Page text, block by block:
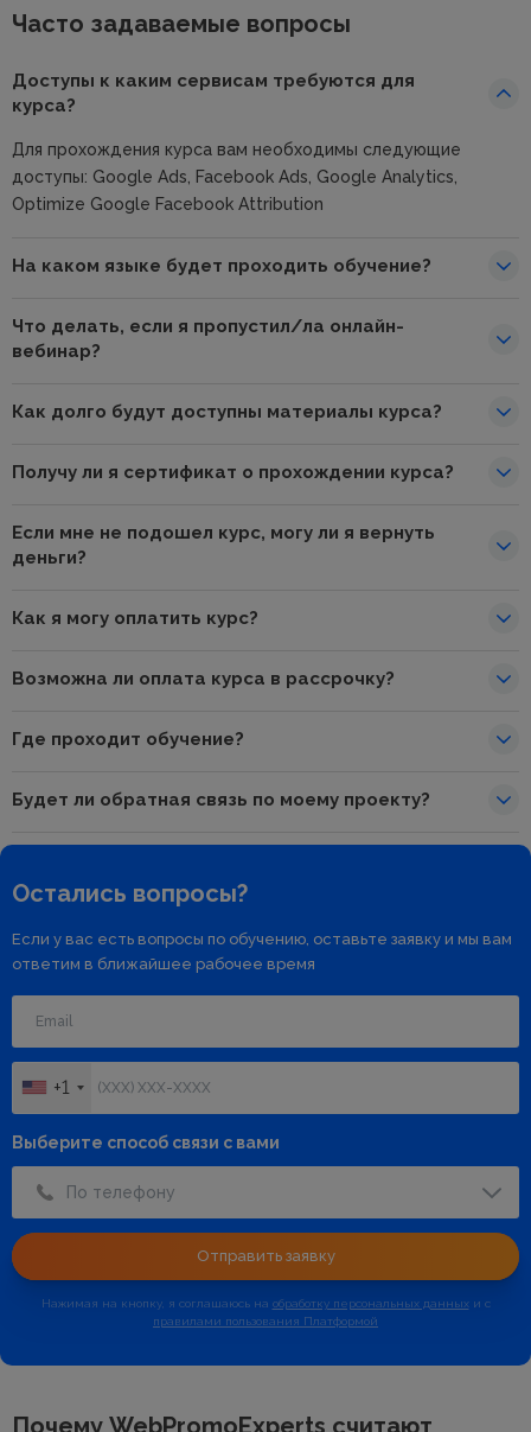
Часто задаваемые вопросы
Доступы к каким сервисам требуются для
курса?
Для прохождения курса вам необходимы следующие
доступы: Google Ads, Facebook Ads, Google Analytics,
Optimize Google Facebook Attribution
На каком языке будет проходить обучение?
Что делать, если я пропустил/ла онлайн-
вебинар?
Как долго будут доступны материалы курса?
Получу ли я сертификат о прохождении курса?
Если мне не подошел курс, могу ли я вернуть
деньги?
Как я могу оплатить курс?
Возможна ли оплата курса в рассрочку?
Где проходит обучение?
Будет ли обратная связь по моему проекту?
Остались вопросы?
Если у вас есть вопросы по обучению, оставьте заявку и мы вам
ответим в ближайшее рабочее время
+1
Выберите способ связи с вами
По телефону
Отправить заявку
Нажимая на кнопку, я соглашаюсь на обработку персональных данныхи с
правилами пользования Платформой
Почему WebPromoExperts считают